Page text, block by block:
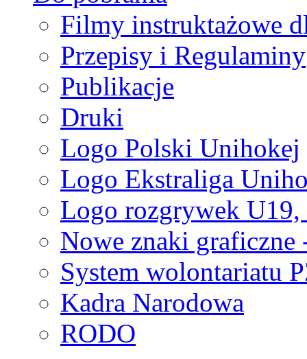
Filmy instruktażowe
Przepisy i Regulaminy
Publikacje
Druki
Logo Polski Unihokej
Logo Ekstraliga
Logo rozgrywek
Nowe znaki graficzne
System wolontariatu
Kadra Narodowa
RODO